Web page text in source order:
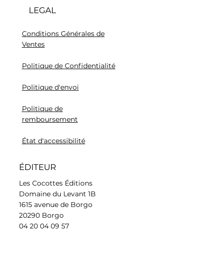
LEGAL
Conditions Générales de
Ventes
Politique de Confidentialité
Politique d'envoi
Politique de
remboursement
État d'accessibilité
ÉDITEUR
Les Cocottes Éditions
Domaine du Levant 1B
1615 avenue de Borgo
20290 Borgo
04 20 04 09 57